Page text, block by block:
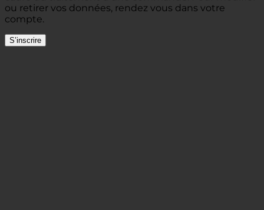
ou retirer vos données, rendez vous dans votre
compte.
S’inscrire